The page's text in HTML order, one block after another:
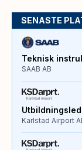
SENASTE
Teknisk
SAAB AB
Karlstad Airport